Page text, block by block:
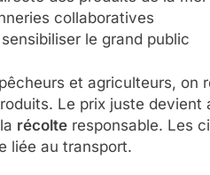
collaboratives
le grand public
et agriculteurs, on
Le prix juste devient
récolte responsable. Les
liée au transport.